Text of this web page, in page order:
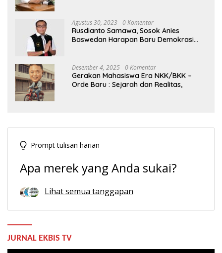
Agustus 30, 2023 0 Komentar
Rusdianto Samawa, Sosok Anies
Baswedan Harapan Baru Demokrasi
Desember 4, 2025 0 Komentar
Gerakan Mahasiswa Era NKK/BKK –
Orde Baru : Sejarah dan Realitas,
Prompt tulisan harian
Apa merek yang Anda sukai?
Lihat semua tanggapan
JURNAL EKBIS TV